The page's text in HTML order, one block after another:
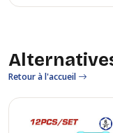
Retour à l'accueil